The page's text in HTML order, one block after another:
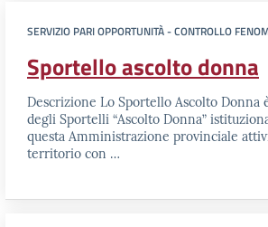
SERVIZIO PARI OPPORTUNITÀ - CONTROLLO
Sportello ascolto donna
Descrizione Lo Sportello Ascolto Donna
degli Sportelli “Ascolto Donna”
questa Amministrazione provinciale
territorio con …